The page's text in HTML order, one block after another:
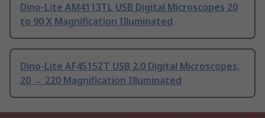
Dino-Lite AM4113TL USB Digital Microscopes 20
to 90 X Magnification Illuminated
Dino-Lite AF4515ZT USB 2.0 Digital Microscopes,
20 → 220 Magnification Illuminated